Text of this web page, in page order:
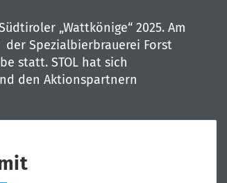
„Wattkönige“ 2025. Am
der Spezialbierbrauerei Forst
statt. STOL hat sich
den Aktionspartnern